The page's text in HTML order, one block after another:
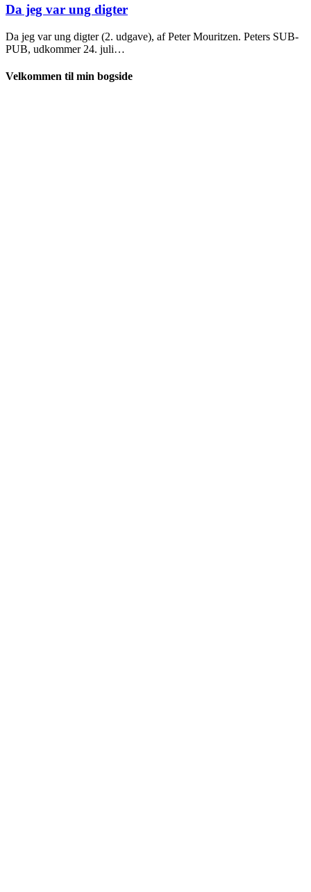
2024
Da jeg var ung digter
Da jeg var ung digter (2. udgave), af Peter Mouritzen. Peters SUB-
PUB, udkommer 24. juli…
Velkommen til min bogside